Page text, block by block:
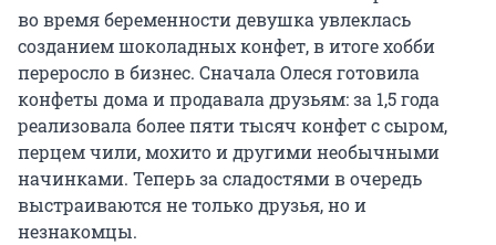
во время беременности девушка увлеклась
созданием шоколадных конфет, в итоге хобби
переросло в бизнес. Сначала Олеся готовила
конфеты дома и продавала друзьям: за 1,5 года
реализовала более пяти тысяч конфет с сыром,
перцем чили, мохито и другими необычными
начинками. Теперь за сладостями в очередь
выстраиваются не только друзья, но и
незнакомцы.